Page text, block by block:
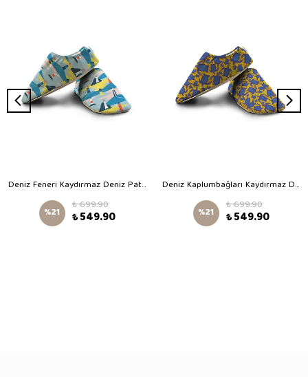
Deniz Feneri Kaydırmaz Deniz Patiği
%21 ₺ 699.90
₺ 549.90
Deniz Kaplumbağları Kaydırmaz Deniz Patiği
%21 ₺ 699.90
₺ 549.90